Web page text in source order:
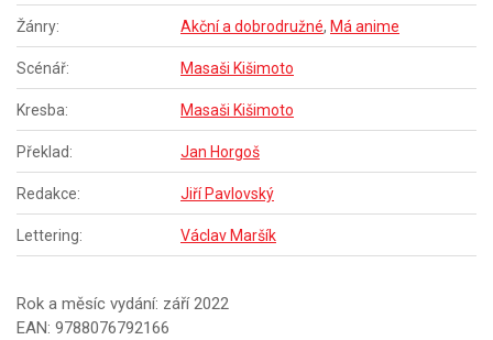
Žánry: Akční a dobrodružné, Má anime
Scénář: Masaši Kišimoto
Kresba: Masaši Kišimoto
Překlad: Jan Horgoš
Redakce: Jiří Pavlovský
Lettering: Václav Maršík
Rok a měsíc vydání: září 2022
EAN: 9788076792166